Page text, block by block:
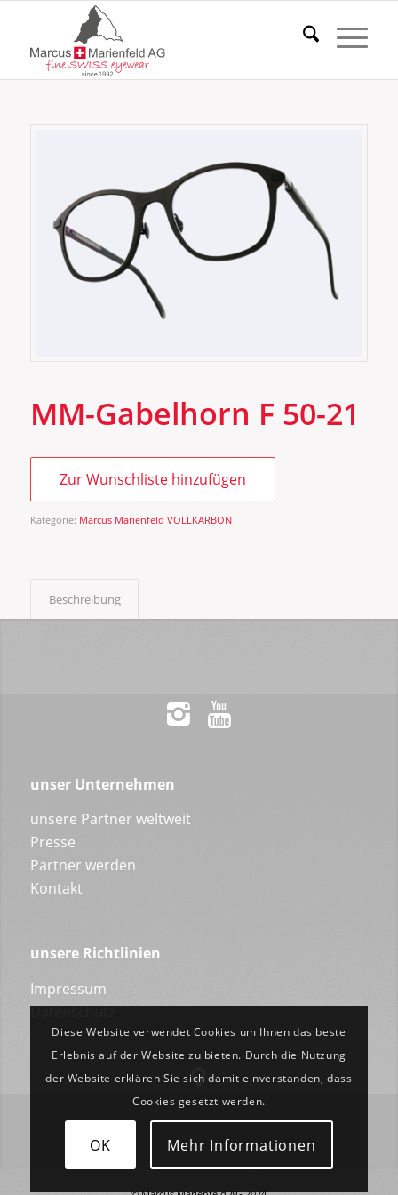
MM-Gabelhorn F 50-21
Zur Wunschliste hinzufügen
Kategorie: Marcus Marienfeld VOLLKARBON
Beschreibung
unser Unternehmen
unsere Partner weltweit
Presse
Partner werden
Kontakt
unsere Richtlinien
Impressum
Datenschutz
Diese Website verwendet Cookies um Ihnen das beste
Erlebnis auf der Website zu bieten. Durch die Nutzung
der Website erklären Sie sich damit einverstanden, dass
Cookies gesetzt werden.
OK Mehr Informationen